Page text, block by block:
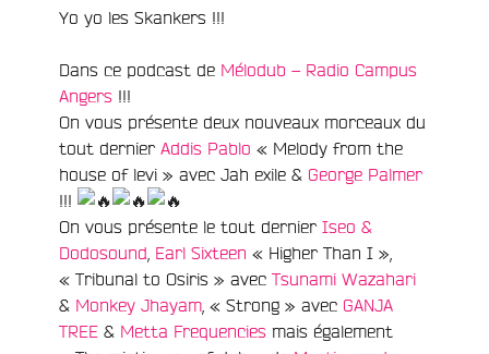
Yo yo les Skankers !!!
Dans ce podcast de Mélodub – Radio Campus
Angers !!!
On vous présente deux nouveaux morceaux du
tout dernier Addis Pablo « Melody from the
house of levi » avec Jah exile & George Palmer
!!!
On vous présente le tout dernier Iseo &
Dodosound Earl Sixteen « Higher Than I »,
« Tribunal to Osiris » avec Tsunami Wazahari
& Monkey Jhayam , « Strong » avec GANJA
TREE & Metta Frequencies mais également